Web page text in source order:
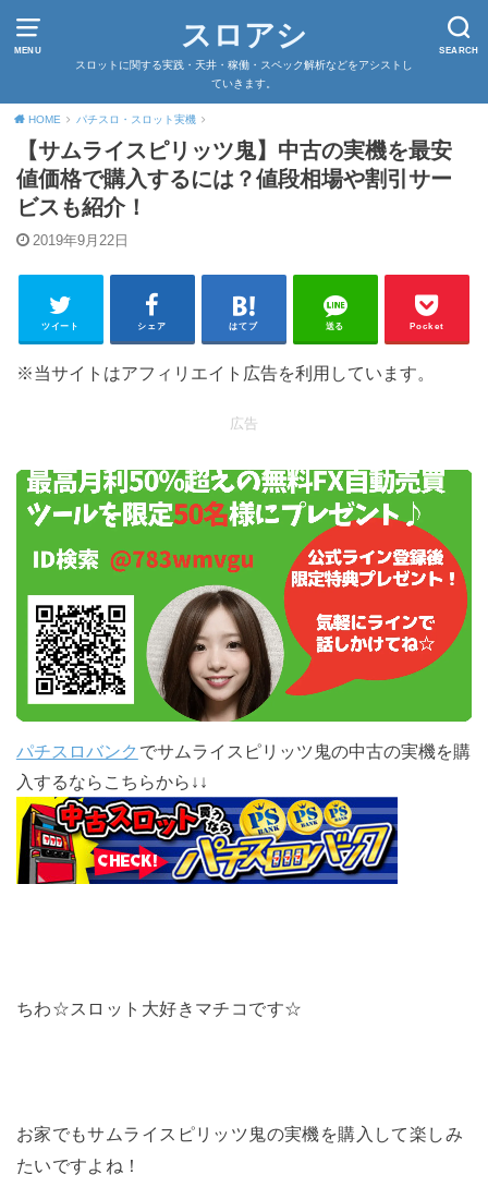
MENU SEARCH
スロアシ
スロットに関する実践・天井・稼働・スペック解析などをアシストし
ていきます。
HOME パチスロ・スロット実機
【サムライスピリッツ鬼】中古の実機を最安
値価格で購入するには？値段相場や割引サー
ビスも紹介！
2019年9月22日
ツイート シェア はてブ 送る Pocket
※当サイトはアフィリエイト広告を利用しています。
広告
パチスロバンク でサムライスピリッツ鬼の中古の実機を購
入するならこちらから↓↓
ちわ☆スロット大好きマチコです☆
お家でもサムライスピリッツ鬼の実機を購入して楽しみ
たいですよね！